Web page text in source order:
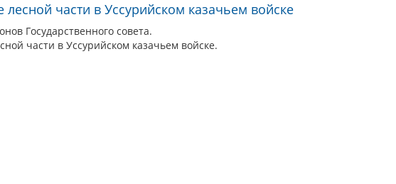
лесной части в Уссурийском казачьем войске
Государственного совета.
части в Уссурийском казачьем войске.